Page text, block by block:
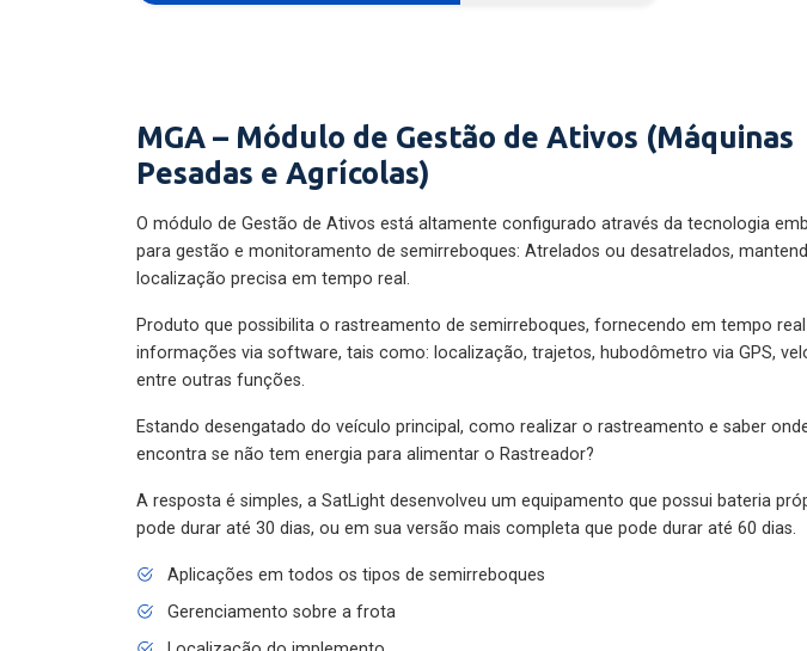
MGA – Módulo de Gestão de Ativos (Máquinas
Pesadas e Agrícolas)
O módulo de Gestão de Ativos está altamente configurado através da tecnologia
para gestão e monitoramento de semirreboques: Atrelados ou desatrelados,
localização precisa em tempo real.
Produto que possibilita o rastreamento de semirreboques, fornecendo em tempo real
informações via software, tais como: localização, trajetos, hubodômetro via GPS,
entre outras funções.
Estando desengatado do veículo principal, como realizar o rastreamento e saber
encontra se não tem energia para alimentar o Rastreador?
A resposta é simples, a SatLight desenvolveu um equipamento que possui bateria
pode durar até 30 dias, ou em sua versão mais completa que pode durar até 60 dias.
Aplicações em todos os tipos de semirreboques
Gerenciamento sobre a frota
Localização do implemento